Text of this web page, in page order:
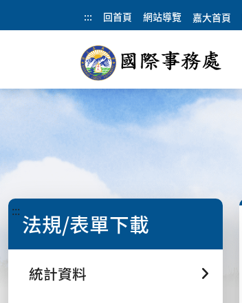
::: 回首頁 網站導覽 嘉大首頁
::: 法規/表單下載
統計資料